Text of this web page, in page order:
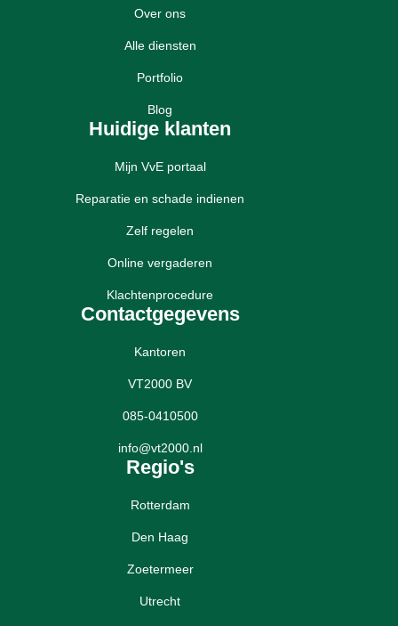
Over ons
Alle diensten
Portfolio
Blog
Huidige klanten
Mijn VvE portaal
Reparatie en schade indienen
Zelf regelen
Online vergaderen
Klachtenprocedure
Contactgegevens
Kantoren
VT2000 BV
085-0410500
info@vt2000.nl
Regio's
Rotterdam
Den Haag
Zoetermeer
Utrecht